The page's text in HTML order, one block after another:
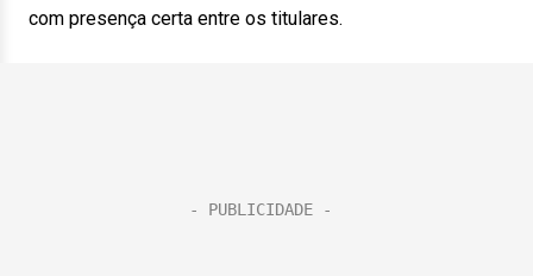
com presença certa entre os titulares.